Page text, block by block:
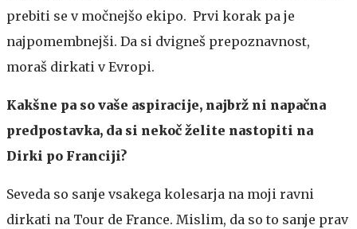
prebiti se v močnejšo ekipo. Prvi korak pa je
najpomembnejši. Da si dvigneš prepoznavnost,
moraš dirkati v Evropi.
Kakšne pa so vaše aspiracije, najbrž ni napačna
predpostavka, da si nekoč želite nastopiti na
Dirki po Franciji?
Seveda so sanje vsakega kolesarja na moji ravni
dirkati na Tour de France. Mislim, da so to sanje prav